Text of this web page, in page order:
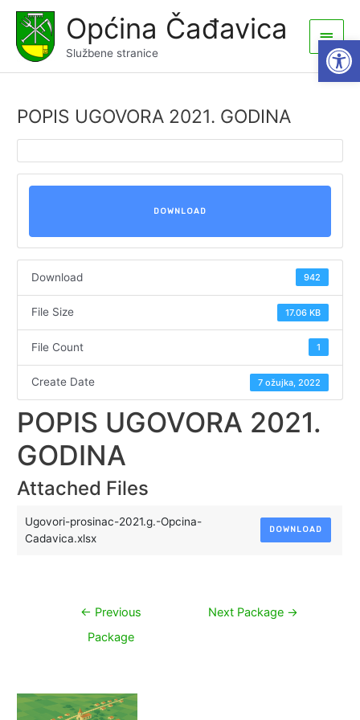
content
Općina Čađavica
Službene stranice
Main
Menu
POPIS UGOVORA 2021. GODINA
DOWNLOAD
Download 942
File Size 17.06 KB
File Count 1
Create Date 7 ožujka, 2022
POPIS UGOVORA 2021.
GODINA
Attached Files
Ugovori-prosinac-2021.g.-Opcina-
Cadavica.xlsx
DOWNLOAD
Navigacija
← Previous
Package
Next Package →